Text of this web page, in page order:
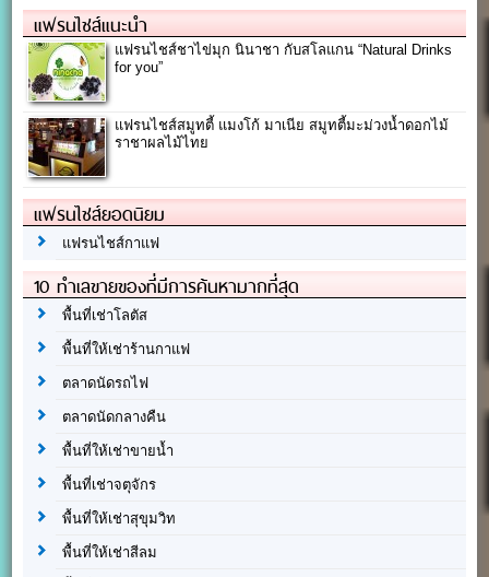
แฟรนไชส์แนะนำ
แฟรนไชส์ชาไข่มุก นินาชา กับสโลแกน “Natural Drinks
for you”
แฟรนไชส์สมูทตี้ แมงโก้ มาเนีย สมูทตี้มะม่วงน้ำดอกไม้
ราชาผลไม้ไทย
แฟรนไชส์ยอดนิยม
แฟรนไชส์กาแฟ
10 ทำเลขายของที่มีการค้นหามากที่สุด
พื้นที่เช่าโลตัส
พื้นที่ให้เช่าร้านกาแฟ
ตลาดนัดรถไฟ
ตลาดนัดกลางคืน
พื้นที่ให้เช่าขายน้ำ
พื้นที่เช่าจตุจักร
พื้นที่ให้เช่าสุขุมวิท
พื้นที่ให้เช่าสีลม